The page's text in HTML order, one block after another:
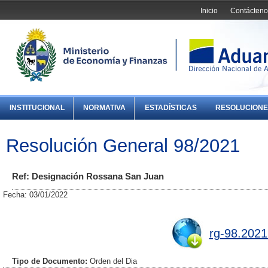
Inicio
INSTITUCIONAL NORMATIVA ESTADÍSTICAS
Resolución General 98/2021
Ref: Designación Rossana San Juan
Fecha: 03/01/2022
rg-
Tipo de Documento: Orden del Dia